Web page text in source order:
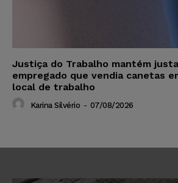
Justiça do Trabalho mantém
empregado que vendia canetas
local de trabalho
Karina Silvério - 07/08/2026